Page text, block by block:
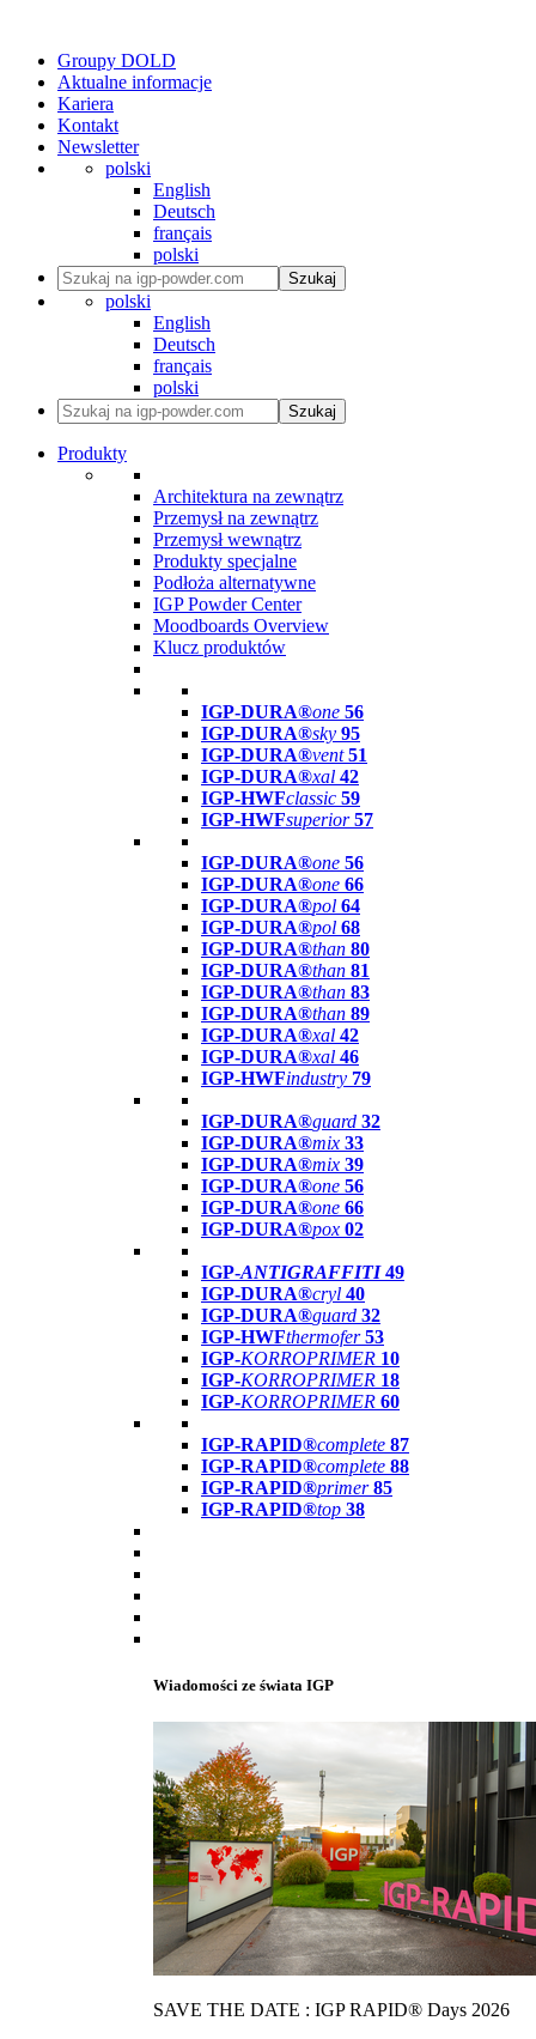
Groupy DOLD
Aktualne informacje
Kariera
Kontakt
Newsletter
polski
English
Deutsch
français
polski
Szukaj
polski
English
Deutsch
français
polski
Szukaj
Produkty
Architektura na zewnątrz
Przemysł na zewnątrz
Przemysł wewnątrz
Produkty specjalne
Podłoża alternatywne
IGP Powder Center
Moodboards Overview
Klucz produktów
IGP-DURA®one 56
IGP-DURA®sky 95
IGP-DURA®vent 51
IGP-DURA®xal 42
IGP-HWFclassic 59
IGP-HWFsuperior 57
IGP-DURA®one 56
IGP-DURA®one 66
IGP-DURA®pol 64
IGP-DURA®pol 68
IGP-DURA®than 80
IGP-DURA®than 81
IGP-DURA®than 83
IGP-DURA®than 89
IGP-DURA®xal 42
IGP-DURA®xal 46
IGP-HWFindustry 79
IGP-DURA®guard 32
IGP-DURA®mix 33
IGP-DURA®mix 39
IGP-DURA®one 56
IGP-DURA®one 66
IGP-DURA®pox 02
IGP-ANTIGRAFFITI49
IGP-DURA®cryl 40
IGP-DURA®guard 32
IGP-HWFthermofer 53
IGP-KORROPRIMER 10
IGP-KORROPRIMER 18
IGP-KORROPRIMER 60
IGP-RAPID®complete 87
IGP-RAPID®complete 88
IGP-RAPID®primer 85
IGP-RAPID®top 38
Wiadomości ze świata IGP
SAVE THE DATE : IGP RAPID® Days 2026